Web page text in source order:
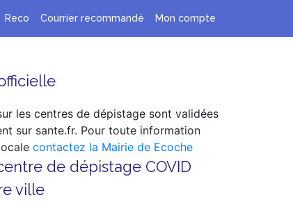
Reco Courrier recommandé Mon compte
les centres de dépistage sont validées
sur sante.fr. Pour toute information
contactez la Mairie de Ecoche
de dépistage COVID
ville